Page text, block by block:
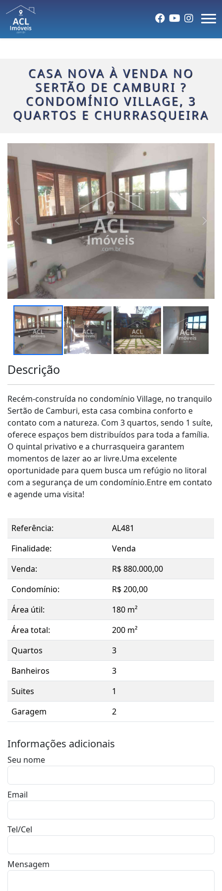
CASA NOVA À VENDA NO
SERTÃO DE CAMBURI ?
CONDOMÍNIO VILLAGE, 3
QUARTOS E CHURRASQUEIRA
Descrição
Recém-construída no condomínio Village, no tranquilo
Sertão de Camburi, esta casa combina conforto e
contato com a natureza. Com 3 quartos, sendo 1 suíte,
oferece espaços bem distribuídos para toda a família.
O quintal privativo e a churrasqueira garantem
momentos de lazer ao ar livre.Uma excelente
oportunidade para quem busca um refúgio no litoral
com a segurança de um condomínio.Entre em contato
e agende uma visita!
Referência:
AL481
Finalidade:
Venda
Venda:
R$ 880.000,00
Condomínio:
R$ 200,00
Área útil:
180 m²
Área total:
200 m²
Quartos
3
Banheiros
3
Suites
1
Garagem
2
Informações adicionais
Seu nome
Email
Tel/Cel
Mensagem